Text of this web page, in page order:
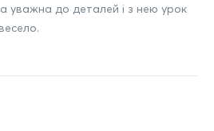
уважна до деталей і з нею урок